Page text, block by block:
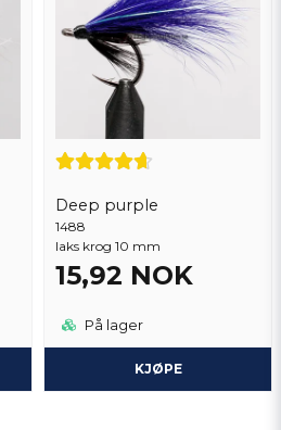
Deep purple
1488
laks krog 10 mm
15,92 NOK
På lager
KJØPE